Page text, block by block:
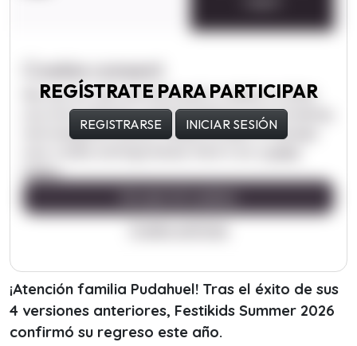
REGÍSTRATE PARA PARTICIPAR
REGISTRARSE INICIAR SESIÓN
¡Atención familia Pudahuel! Tras el éxito de sus
4 versiones anteriores, Festikids Summer 2026
confirmó su regreso este año.